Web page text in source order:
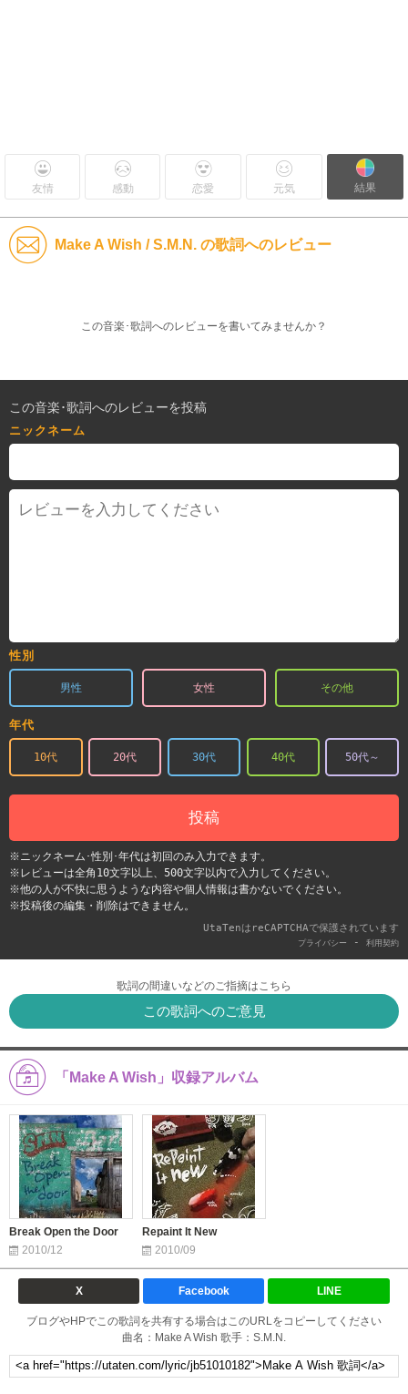
友情 感動 恋愛 元気 結果
Make A Wish / S.M.N. の歌詞へのレビュー
この音楽･歌詞へのレビューを書いてみませんか？
この音楽･歌詞へのレビューを投稿
ニックネーム
性別
男性 女性 その他
年代
10代 20代 30代 40代 50代～
投稿
※ニックネーム･性別･年代は初回のみ入力できます。
※レビューは全角10文字以上、500文字以内で入力してください。
※他の人が不快に思うような内容や個人情報は書かないでください。
※投稿後の編集・削除はできません。
UtaTenはreCAPTCHAで保護されています
プライバシー - 利用契約
歌詞の間違いなどのご指摘はこちら
この歌詞へのご意見
「Make A Wish」収録アルバム
Break Open the Door
2010/12
Repaint It New
2010/09
X Facebook LINE
ブログやHPでこの歌詞を共有する場合はこのURLをコピーしてください
曲名：Make A Wish 歌手：S.M.N.